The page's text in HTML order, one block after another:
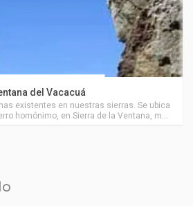
del Vacacuá
existentes en nuestras sierras. Se ubica
homónimo, en Sierra de la Ventana, muy